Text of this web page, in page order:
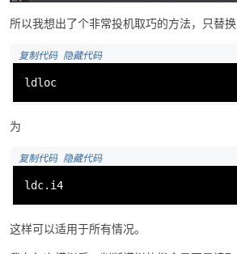
所以我想出了个非常投机取巧的方法，只替换
复制代码 隐藏代码
ldloc
为
复制代码 隐藏代码
ldc.i4
这样可以适用于所有情况。